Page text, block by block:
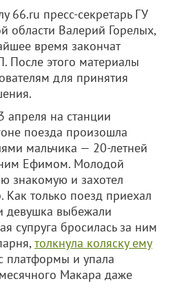
66.ru пресс-секретарь ГУ
области Валерий Горелых,
время закончат
После этого материалы
для принятия
на станции
поезда произошла
мальчика — 20-летней
Ефимом. Молодой
знакомую и захотел
Как только поезд приехал
девушка выбежали
супруга бросилась за ним
толкнула коляску ему
платформы и упала
Макара даже